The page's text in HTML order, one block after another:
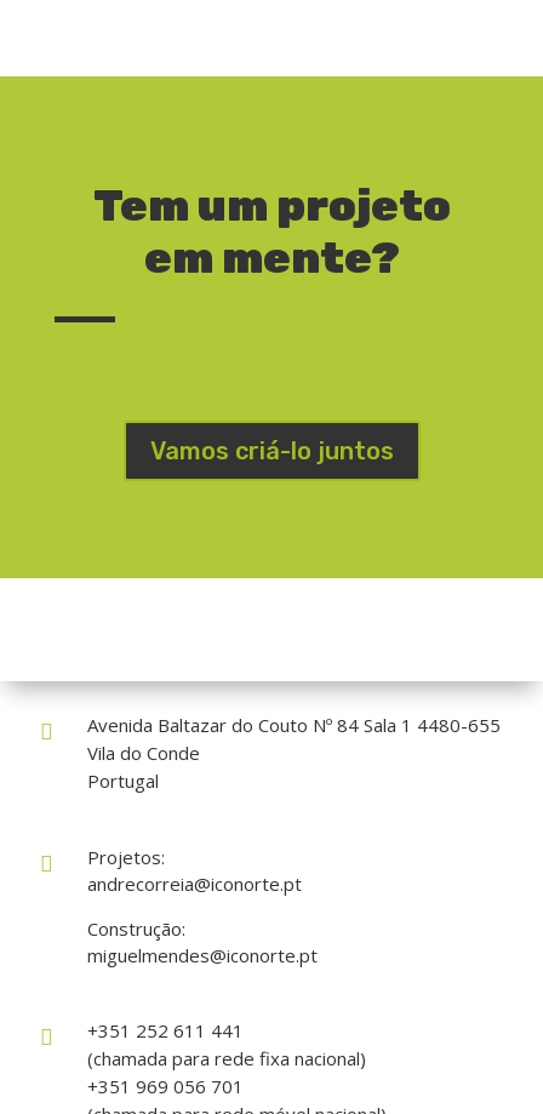
Tem um projeto
em mente?
Vamos criá-lo juntos

Avenida Baltazar do Couto Nº 84 Sala 1 4480-655
Vila do Conde
Portugal

Projetos:
andrecorreia@iconorte.pt
Construção:
miguelmendes@iconorte.pt

+351 252 611 441
(chamada para rede fixa nacional)
+351 969 056 701